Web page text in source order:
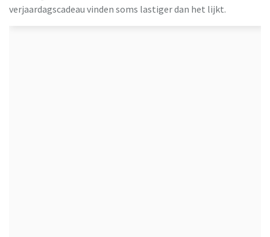
verjaardagscadeau vinden soms lastiger dan het lijkt.